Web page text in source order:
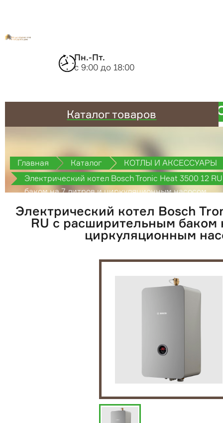
Пн.-Пт.
с 9:00 до 18:00
Каталог товаров
Главная Каталог
КОТЛЫ И АКСЕССУАРЫ
Электрический котел Bosch Tronic Heat 3500 12
баком на 7 литров и циркуляционным насосом
Электрический котел Bosch
RU с расширительным баком
циркуляционным